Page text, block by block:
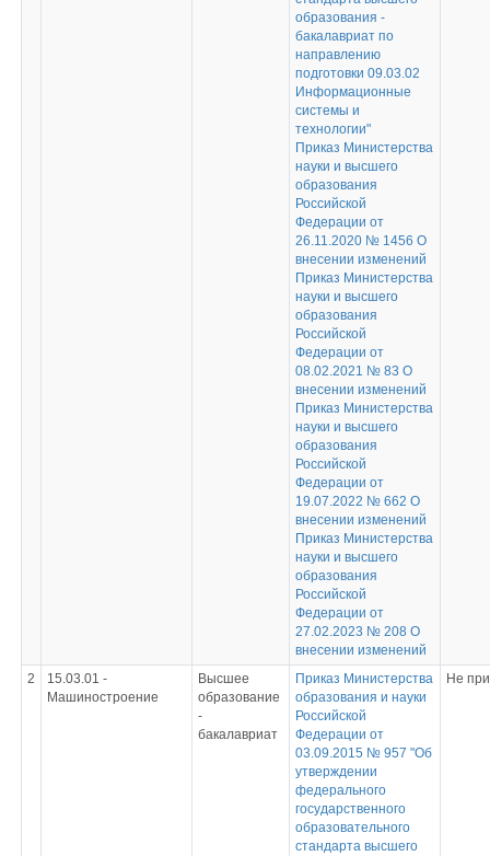
образования -
бакалавриат по
направлению
подготовки 09.03.02
Информационные
системы и
технологии"
Приказ Министерства
науки и высшего
образования
Российской
Федерации от
26.11.2020 № 1456 О
внесении изменений
Приказ Министерства
науки и высшего
образования
Российской
Федерации от
08.02.2021 № 83 О
внесении изменений
Приказ Министерства
науки и высшего
образования
Российской
Федерации от
19.07.2022 № 662 О
внесении изменений
Приказ Министерства
науки и высшего
образования
Российской
Федерации от
27.02.2023 № 208 О
внесении изменений
2
15.03.01 -
Машиностроение
Высшее
образование
-
бакалавриат
Приказ Министерства
образования и науки
Российской
Федерации от
03.09.2015 № 957 "Об
утверждении
федерального
государственного
образовательного
стандарта высшего
Не